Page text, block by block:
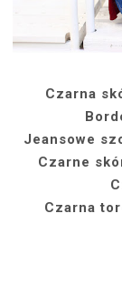
Czarna
Jeansowe
Czarne
Czarna